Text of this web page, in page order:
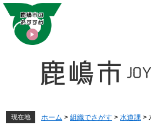
ペ
メ
現在地 ホーム > 組織でさがす > 水道課 >